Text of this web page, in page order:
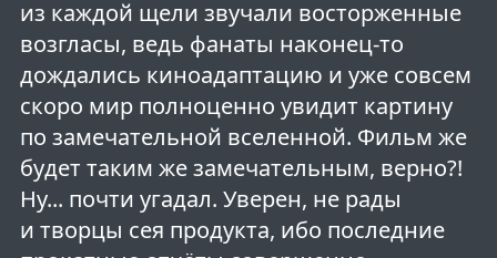
из каждой щели звучали восторженные
возгласы, ведь фанаты наконец-то
дождались киноадаптацию и уже совсем
скоро мир полноценно увидит картину
по замечательной вселенной. Фильм же
будет таким же замечательным, верно?!
Ну... почти угадал. Уверен, не рады
и творцы сея продукта, ибо последние